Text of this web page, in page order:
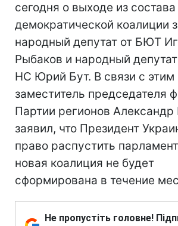
сегодня о выходе из состава
демократической коалиции
народный депутат от БЮТ
Рыбаков и народный
НС Юрий Бут. В связи с этим
заместитель председателя
Партии регионов
заявил, что Президент
право распустить
новая коалиция не будет
сформирована в течение
Не пропустіть головне!